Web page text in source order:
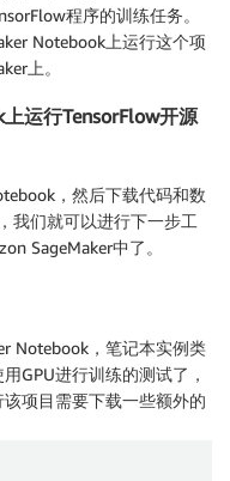
程序的训练任务。
Notebook上运行这个项
上。
运行TensorFlow开源
，然后下载代码和数
我们就可以进行下一步工
SageMaker中了。
Notebook，笔记本实例类
GPU进行训练的测试了，
项目需要下载一些额外的